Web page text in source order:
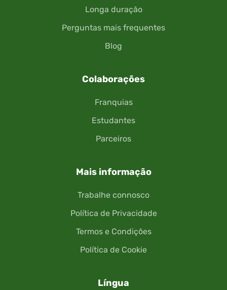
Longa duração
Perguntas mais frequentes
Blog
Colaborações
Franquias
Estudantes
Parceiros
Mais informação
Trabalhe connosco
Política de Privacidade
Termos e Condições
Política de Cookie
Língua